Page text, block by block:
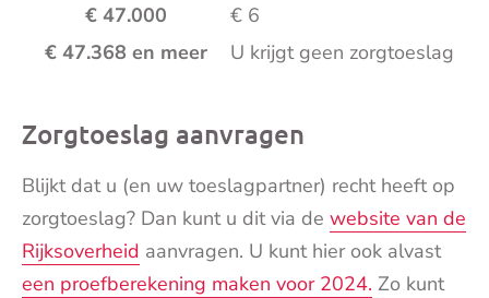
€ 47.000
€ 6
€ 47.368 en meer
U krijgt geen zorgtoeslag
Zorgtoeslag aanvragen
Blijkt dat u (en uw toeslagpartner) recht heeft op
zorgtoeslag? Dan kunt u dit via de website van de
Rijksoverheid aanvragen. U kunt hier ook alvast
een proefberekening maken voor 2024. Zo kunt